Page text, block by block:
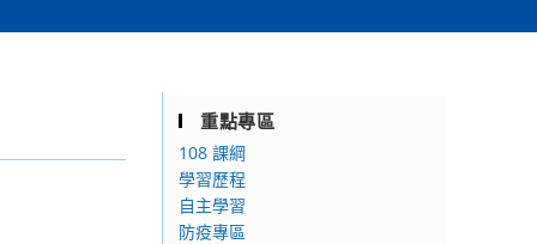
重點專區
108 課綱
學習歷程
自主學習
防疫專區